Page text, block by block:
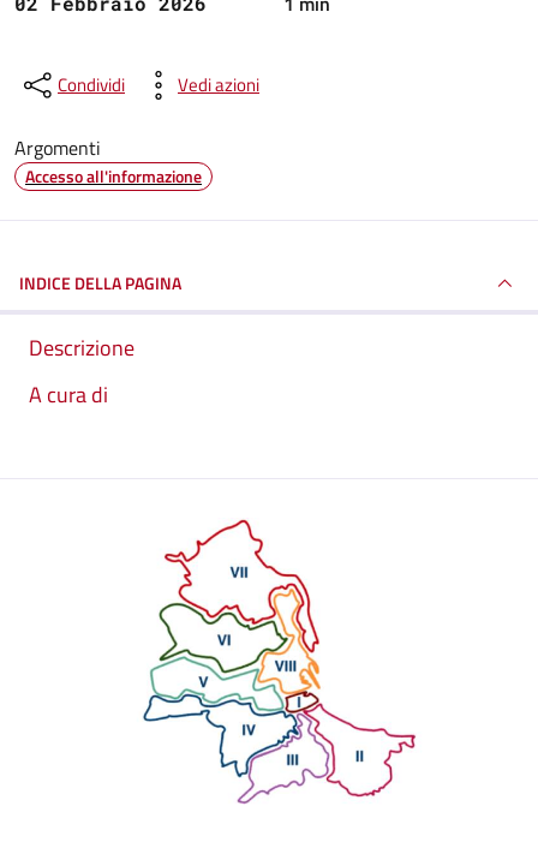
Condividi Vedi azioni
Argomenti
Accesso all'informazione
INDICE DELLA PAGINA
Descrizione
A cura di